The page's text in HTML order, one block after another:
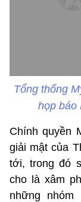
Tổng thống
họp báo
Chính quyền
giải mật của
tới, trong đó
cho là xâm
những